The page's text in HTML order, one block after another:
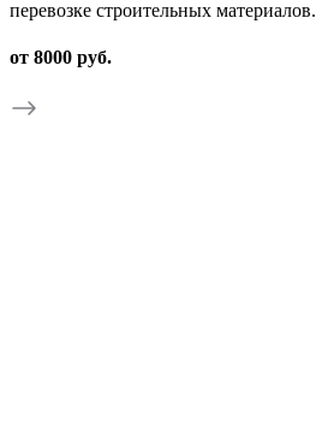
перевозке строительных материалов.
от 8000 руб.